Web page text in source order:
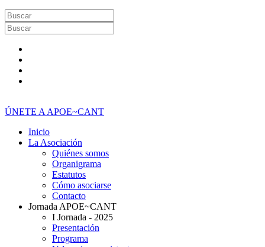
ÚNETE A APOE~CANT
Inicio
La Asociación
Quiénes somos
Organigrama
Estatutos
Cómo asociarse
Contacto
Jornada APOE~CANT
I Jornada - 2025
Presentación
Programa